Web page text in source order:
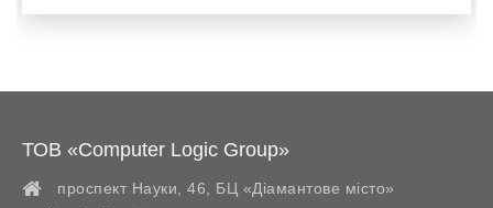
ТОВ «Computer Logic Group»
проспект Науки, 46, БЦ «Діамантове місто»